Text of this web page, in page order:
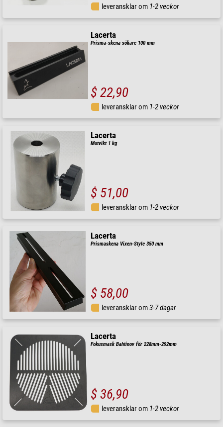
leveransklar om 1-2 veckor
Lacerta
Prisma-skena sökare 100 mm
$ 22,90
leveransklar om 1-2 veckor
Lacerta
Motvikt 1 kg
$ 51,00
leveransklar om 1-2 veckor
Lacerta
Prismaskena Vixen-Style 350 mm
$ 58,00
leveransklar om3-7 dagar
Lacerta
Fokusmask Bahtinov för 228mm-292mm
$ 36,90
leveransklar om 1-2 veckor